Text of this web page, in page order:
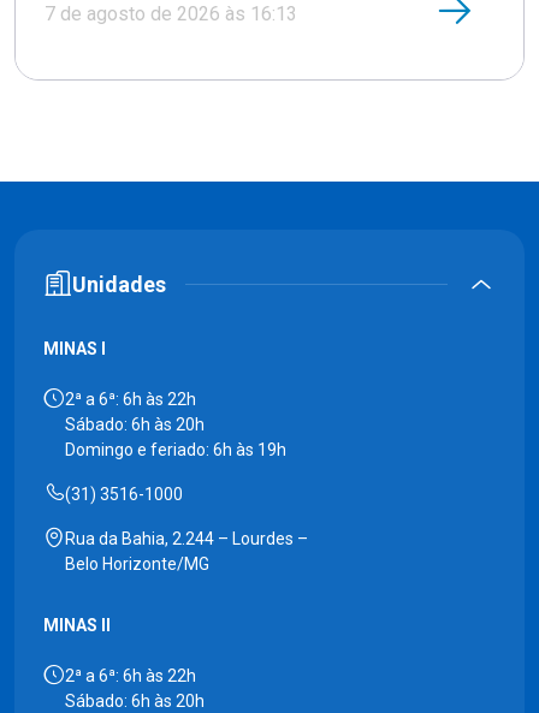
7 de agosto de 2026 às 16:13
Unidades
MINAS I
2ª a 6ª: 6h às 22h
Sábado: 6h às 20h
Domingo e feriado: 6h às 19h
(31) 3516-1000
Rua da Bahia, 2.244 – Lourdes –
Belo Horizonte/MG
MINAS II
2ª a 6ª: 6h às 22h
Sábado: 6h às 20h